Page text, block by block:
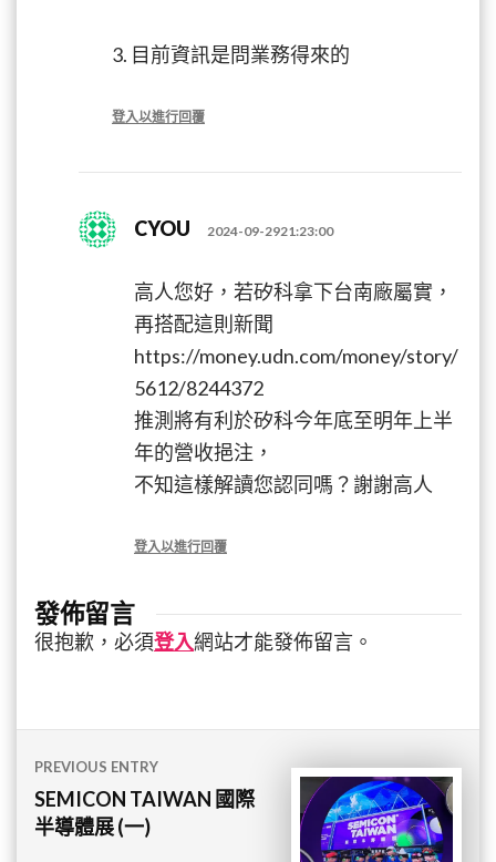
3. 目前資訊是問業務得來的
登入以進行回覆
CYOU 2024-09-2921:23:00
高人您好，若矽科拿下台南廠屬實，
再搭配這則新聞
https://money.udn.com/money/story/
5612/8244372
推測將有利於矽科今年底至明年上半
年的營收挹注，
不知這樣解讀您認同嗎？謝謝高人
登入以進行回覆
發佈留言
很抱歉，必須登入網站才能發佈留言。
文
章
導
PREVIOUS ENTRY
SEMICON TAIWAN 國際
半導體展 (一)